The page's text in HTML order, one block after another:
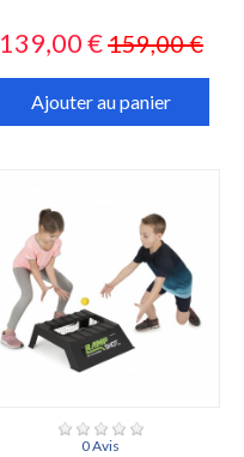
Prix
139,00 €Prix
habituel
159,00 €
Ajouter au panier
0 Avis